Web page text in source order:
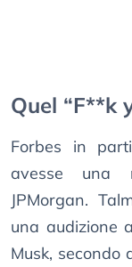
Quel “F**k
Forbes in
avesse una
JPMorgan.
una audizione
Musk, secondo